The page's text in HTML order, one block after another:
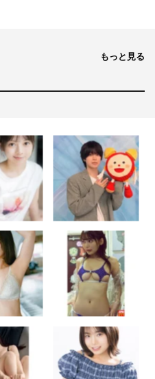
もっと見る